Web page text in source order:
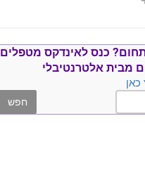
כנס לאינדקס מטפלים
מבית אלטרנטיבלי